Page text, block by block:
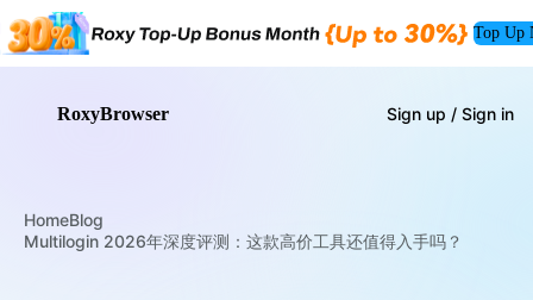
Top Up
RoxyBrowser Sign up / Sign in
HomeBlog
Multilogin 2026年深度评测：这款高价工具还值得入手吗？